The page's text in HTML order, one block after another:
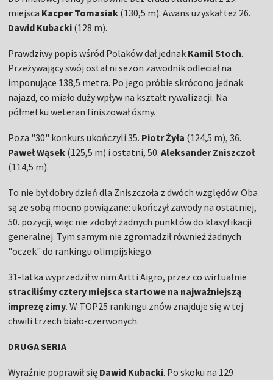
miejsca Kacper Tomasiak (130,5 m). Awans uzyskał też 26.
Dawid Kubacki (128 m).
Prawdziwy popis wśród Polaków dał jednak Kamil Stoch.
Przeżywający swój ostatni sezon zawodnik odleciał na
imponujące 138,5 metra. Po jego próbie skrócono jednak
najazd, co miało duży wpływ na kształt rywalizacji. Na
półmetku weteran finiszował ósmy.
Poza "30" konkurs ukończyli 35. Piotr Żyła (124,5 m), 36.
Paweł Wąsek (125,5 m) i ostatni, 50.Aleksander Zniszczoł
(114,5 m).
To nie był dobry dzień dla Zniszczoła z dwóch względów. Oba
są ze sobą mocno powiązane: ukończył zawody na ostatniej,
50. pozycji, więc nie zdobył żadnych punktów do klasyfikacji
generalnej. Tym samym nie zgromadził również żadnych
"oczek" do rankingu olimpijskiego.
31-latka wyprzedził w nim Artti Aigro, przez co wirtualnie
straciliśmy cztery miejsca startowe na najważniejszą
imprezę zimy. W TOP25 rankingu znów znajduje się w tej
chwili trzech biało-czerwonych.
DRUGA SERIA
Wyraźnie poprawił się Dawid Kubacki. Po skoku na 129